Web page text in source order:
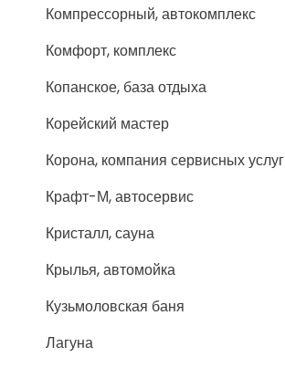
Компрессорный, автокомплекс
Комфорт, комплекс
Копанское, база отдыха
Корейский мастер
Корона, компания сервисных услуг
Крафт-М, автосервис
Кристалл, сауна
Крылья, автомойка
Кузьмоловская баня
Лагуна